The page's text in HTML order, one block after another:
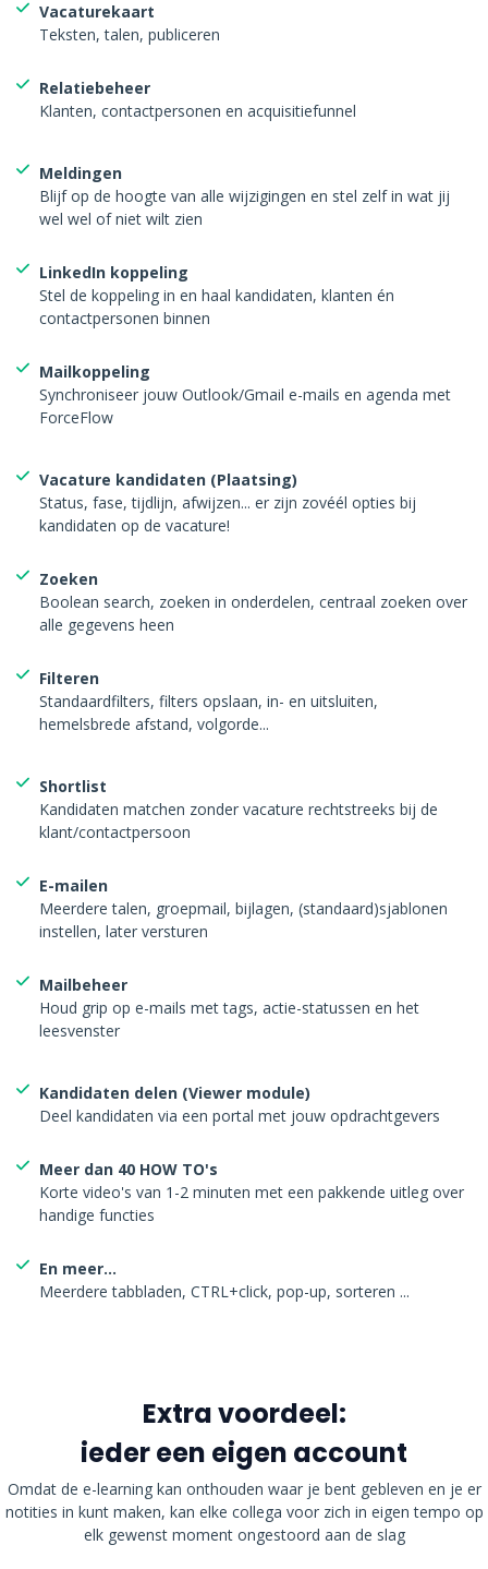
Vacaturekaart
Teksten, talen, publiceren
Relatiebeheer
Klanten, contactpersonen en acquisitiefunnel
Meldingen
Blijf op de hoogte van alle wijzigingen en stel zelf in wat jij
wel wel of niet wilt zien
LinkedIn koppeling
Stel de koppeling in en haal kandidaten, klanten én
contactpersonen binnen
Mailkoppeling
Synchroniseer jouw Outlook/Gmail e-mails en agenda met
ForceFlow
Vacature kandidaten (Plaatsing)
Status, fase, tijdlijn, afwijzen... er zijn zovéél opties bij
kandidaten op de vacature!
Zoeken
Boolean search, zoeken in onderdelen, centraal zoeken over
alle gegevens heen
Filteren
Standaardfilters, filters opslaan, in- en uitsluiten,
hemelsbrede afstand, volgorde...
Shortlist
Kandidaten matchen zonder vacature rechtstreeks bij de
klant/contactpersoon
E-mailen
Meerdere talen, groepmail, bijlagen, (standaard)sjablonen
instellen, later versturen
Mailbeheer
Houd grip op e-mails met tags, actie-statussen en het
leesvenster
Kandidaten delen (Viewer module)
Deel kandidaten via een portal met jouw opdrachtgevers
Meer dan 40 HOW TO's
Korte video's van 1-2 minuten met een pakkende uitleg over
handige functies
En meer...
Meerdere tabbladen, CTRL+click, pop-up, sorteren ...
Extra voordeel:
ieder een eigen account
Omdat de e-learning kan onthouden waar je bent gebleven en je er
notities in kunt maken, kan elke collega voor zich in eigen tempo op
elk gewenst moment ongestoord aan de slag